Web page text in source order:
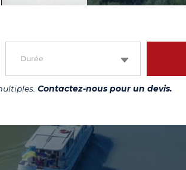
Durée
Contactez-nous pour un devis.